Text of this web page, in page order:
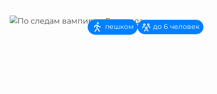
пешком до 6 человек